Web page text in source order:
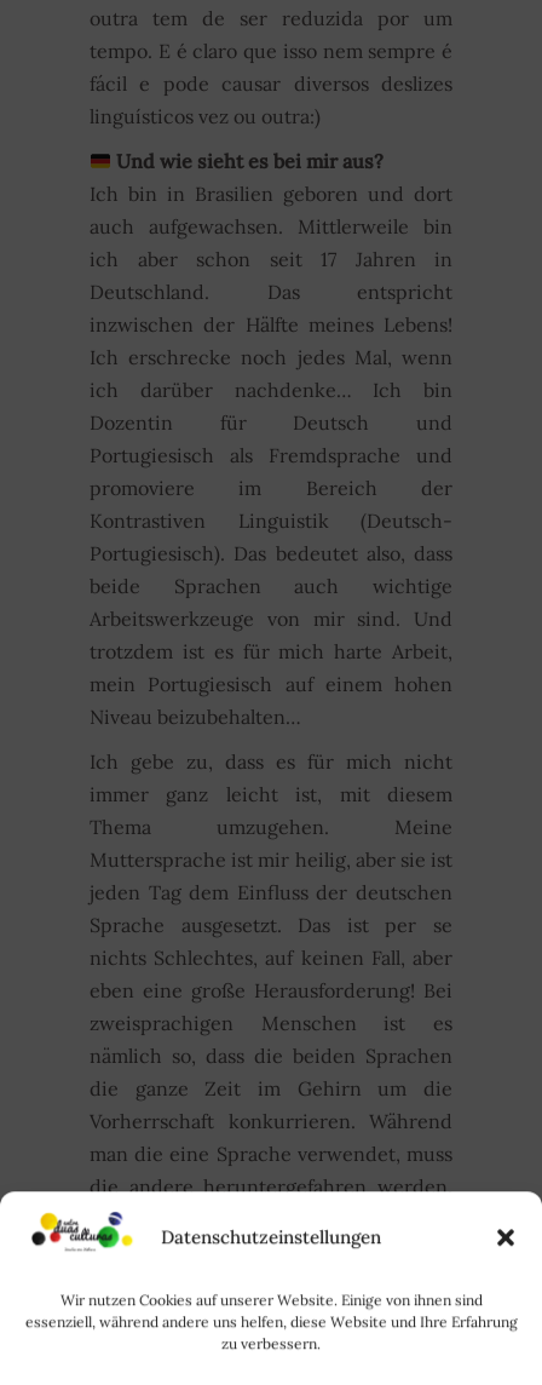
Datenschutzeinstellungen
Wir nutzen Cookies auf unserer Website. Einige von ihnen sind
essenziell, während andere uns helfen, diese Website und Ihre Erfahrung
zu verbessern.
outra tem de ser reduzida por um
tempo. E é claro que isso nem sempre é
fácil e pode causar diversos deslizes
linguísticos vez ou outra:)
Und wie sieht es bei mir aus?
Ich bin in Brasilien geboren und dort
auch aufgewachsen. Mittlerweile bin
ich aber schon seit 17 Jahren in
Deutschland. Das entspricht
inzwischen der Hälfte meines Lebens!
Ich erschrecke noch jedes Mal, wenn
ich darüber nachdenke… Ich bin
Dozentin für Deutsch und
Portugiesisch als Fremdsprache und
promoviere im Bereich der
Kontrastiven Linguistik (Deutsch-
Portugiesisch). Das bedeutet also, dass
beide Sprachen auch wichtige
Arbeitswerkzeuge von mir sind. Und
trotzdem ist es für mich harte Arbeit,
mein Portugiesisch auf einem hohen
Niveau beizubehalten…
Ich gebe zu, dass es für mich nicht
immer ganz leicht ist, mit diesem
Thema umzugehen. Meine
Muttersprache ist mir heilig, aber sie ist
jeden Tag dem Einfluss der deutschen
Sprache ausgesetzt. Das ist per se
nichts Schlechtes, auf keinen Fall, aber
eben eine große Herausforderung! Bei
zweisprachigen Menschen ist es
nämlich so, dass die beiden Sprachen
die ganze Zeit im Gehirn um die
Vorherrschaft konkurrieren. Während
man die eine Sprache verwendet, muss
die andere heruntergefahren werden.
Und dabei kann es natürlich passieren,
dass es zu den sogenannten (negativen)
einen oder anderen sprachlichen
Ausrutscher liefert:)